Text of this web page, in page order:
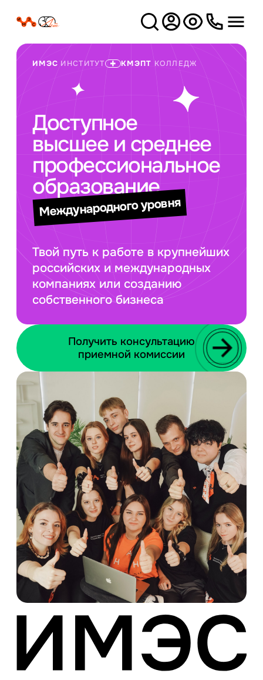
Версия
для слабовидящих
ИМЭС ИНСТИТУТ КМЭПТ КОЛЛЕДЖ
Доступное
высшее и среднее
профессиональное
образование
Международного уровня
Твой путь к работе в крупнейших
российских и международных
компаниях или созданию
собственного бизнеса
Получить консультацию
приемной комиссии